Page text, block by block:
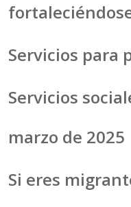
Servicios para
Servicios
marzo de 2025
Si eres